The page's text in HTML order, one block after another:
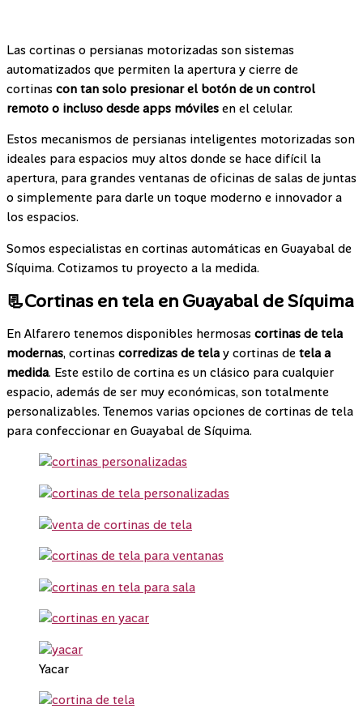
Las cortinas o persianas motorizadas son sistemas
automatizados que permiten la apertura y cierre de
cortinas con tan solo presionar el botón de un control
remoto o incluso desde apps móviles en el celular.
Estos mecanismos de persianas inteligentes motorizadas son
ideales para espacios muy altos donde se hace difícil la
apertura, para grandes ventanas de oficinas de salas de juntas
o simplemente para darle un toque moderno e innovador a
los espacios.
Somos especialistas en cortinas automáticas en Guayabal de
Síquima. Cotizamos tu proyecto a la medida.
📃Cortinas en tela en Guayabal de Síquima
En Alfarero tenemos disponibles hermosas cortinas de tela
modernas, cortinas corredizas de tela y cortinas de tela a
medida. Este estilo de cortina es un clásico para cualquier
espacio, además de ser muy económicas, son totalmente
personalizables. Tenemos varias opciones de cortinas de tela
para confeccionar en Guayabal de Síquima.
Yacar